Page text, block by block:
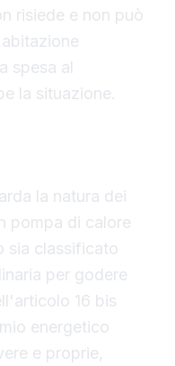
risiede e non può
spesa al
la situazione.
la natura dei
pompa di calore
sia classificato
per godere
16 bis
energetico
e proprie,